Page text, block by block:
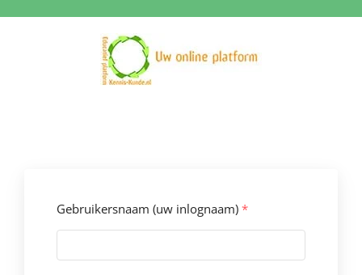
Gebruikersnaam (uw inlognaam) *